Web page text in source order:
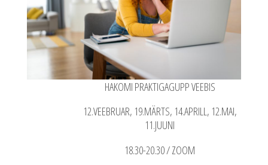
HAKOMI PRAKTIGAGUPP VEEBIS
12.VEEBRUAR, 19.MÄRTS, 14.APRILL, 12.MAI,
11.JUUNI
18.30-20.30 / ZOOM